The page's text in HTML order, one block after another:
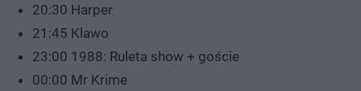
20:30 Harper
21:45 Klawo
23:00 1988: Ruleta show + goście
00:00 Mr Krime